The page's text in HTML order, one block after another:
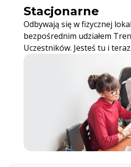
Stacjonarne
Odbywają się w fizycznej
bezpośrednim udziałem
Uczestników. Jesteś tu i teraz.